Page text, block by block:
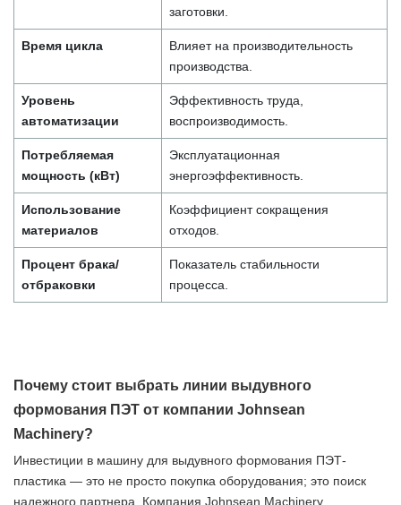
заготовки.
Время цикла
Влияет на производительность
производства.
Уровень
автоматизации
Эффективность труда,
воспроизводимость.
Потребляемая
мощность (кВт)
Эксплуатационная
энергоэффективность.
Использование
материалов
Коэффициент сокращения
отходов.
Процент брака/
отбраковки
Показатель стабильности
процесса.
Почему стоит выбрать линии выдувного
формования ПЭТ от компании Johnsean
Machinery?
Инвестиции в машину для выдувного формования ПЭТ-
пластика — это не просто покупка оборудования; это поиск
надежного партнера. Компания Johnsean Machinery